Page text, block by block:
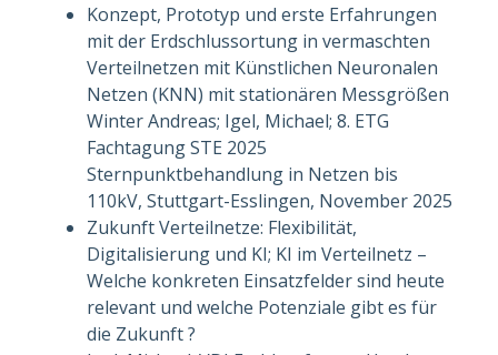
Konzept, Prototyp und erste Erfahrungen
mit der Erdschlussortung in vermaschten
Verteilnetzen mit Künstlichen Neuronalen
Netzen (KNN) mit stationären Messgrößen
Winter Andreas; Igel, Michael; 8. ETG
Fachtagung STE 2025
Sternpunktbehandlung in Netzen bis
110kV, Stuttgart-Esslingen, November 2025
Zukunft Verteilnetze: Flexibilität,
Digitalisierung und KI; KI im Verteilnetz –
Welche konkreten Einsatzfelder sind heute
relevant und welche Potenziale gibt es für
die Zukunft ?